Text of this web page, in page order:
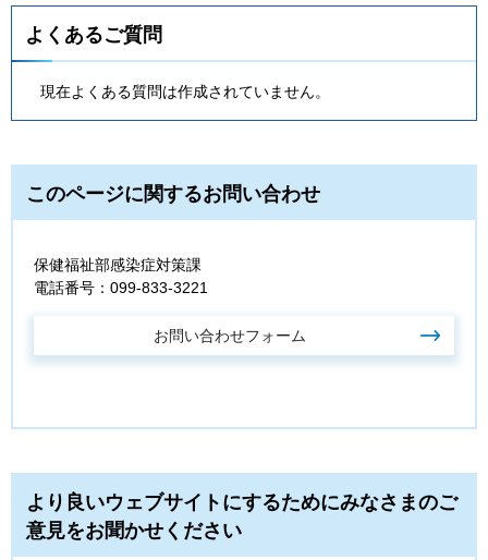
よくあるご質問
現在よくある質問は作成されていません。
このページに関するお問い合わせ
保健福祉部感染症対策課
電話番号：099-833-3221
より良いウェブサイトにするためにみなさまのご
意見をお聞かせください